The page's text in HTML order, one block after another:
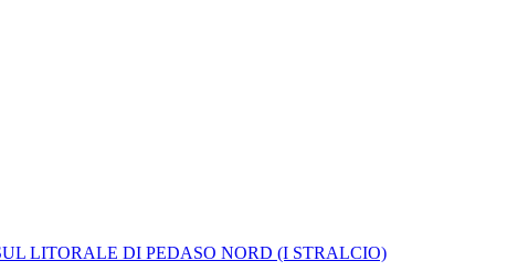
LITORALE DI PEDASO NORD (I STRALCIO)